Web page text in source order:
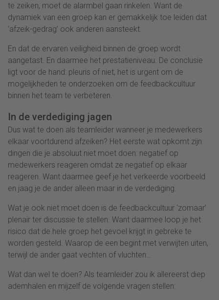
te zeiken, moet de alarmbel gaan rinkelen. Want de
dynamiek van een groep kan er gemakkelijk toe leiden dat
‘afzeik-gedrag’ ook anderen aansteekt.
En dat de ervaren veiligheid binnen de groep wordt
aangetast. En daarmee het prestatieniveau. De conclusie
ligt voor de hand: pleuris of niet, het is urgent om de
mogelijkheden te onderzoeken om de feedbackcultuur
binnen het team te verbeteren.
In de verdediging jagen
Dus wat te doen als teamleider wanneer je medewerkers
elkaar voortdurend afzeiken? Het eerste wat opkomt zijn
dingen die je absoluut niet moet doen: negatief op
medewerkers reageren omdat ze negatief op elkaar
reageren. Want daarmee geef je het verkeerde voorbeeld
en jaag je de ander alleen maar in de verdediging.
Wat je ook niet moet doen is de feedbackcultuur ‘zomaar’
plenair ter discussie te stellen. Want daarmee loop je het
risico dat de hele groep het gevoel krijgt in gebreke te
worden gesteld. Waarop de een begint met verwijten uiten,
terwijl de ander gaat vechten of vluchten…
Wat dan wel te doen? Als teamleider zou ik allereerst diep
ademhalen en mijzelf de volgende vragen stellen: